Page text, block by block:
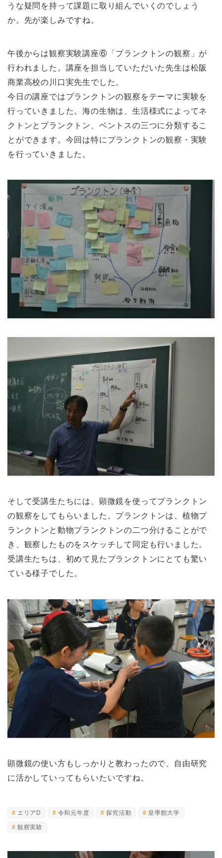
うな疑問を持って課題に取り組んでいくのでしょう
か。先が楽しみですね。
午後からは観察実験講座⑥「プランクトンの観察」が
行われました。講座を担当していただいた先生は松阪
商業高校の川口実先生でした。
今日の講座ではプランクトンの観察をテーマに実験を
行っていきました。海の生物は、生活様式によってネ
クトンとプランクトン、ベントスの三つに分類するこ
とができます。今回は特にプランクトンの観察・実験
を行っていきました。
そして受講生たちには、顕微鏡を使ってプランクトン
の観察をしてもらいました。プランクトンは、植物プ
ランクトンと動物プランクトンの二つ分けることがで
き、観察したものをスケッチして同定も行いました。
受講生たちは、初めて見たプランクトンにとても驚い
ている様子でした。
顕微鏡の使い方もしっかりと教わったので、自由研究
に活かしていってもらいたいですね。
エリアD 令和元年度 探究活動 皇學館大学
観察実験